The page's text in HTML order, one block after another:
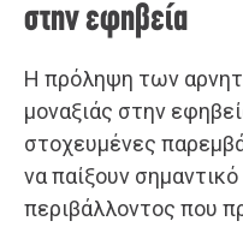
στην εφηβεία
Η πρόληψη των
μοναξιάς στην
στοχευμένες
να παίξουν
περιβάλλοντος που